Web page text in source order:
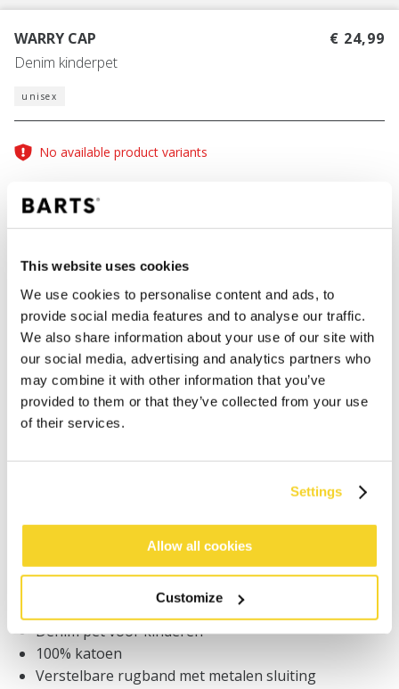
This website uses cookies
We use cookies to personalise content and ads, to
provide social media features and to analyse our traffic.
We also share information about your use of our site with
our social media, advertising and analytics partners who
may combine it with other information that you’ve
provided to them or that they’ve collected from your use
of their services.
Settings
Allow all cookies
Customize
WARRY CAP
Denim kinderpet
€ 24,99
unisex
No available product variants
53-55
KLEURnavy
IN WINKELWAGEN
Bestellingen die op werkdagen vóór 12:00 uur
Binnen 30 dagen retourneren
Denim pet voor kinderen
100% katoen
Verstelbare rugband met metalen sluiting